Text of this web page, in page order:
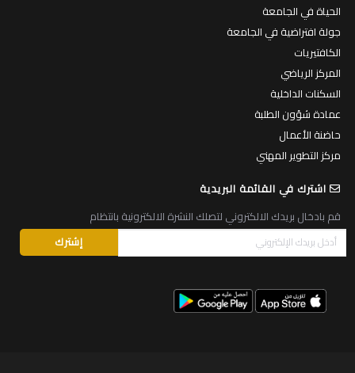
الحياة في الجامعة
جولة افتراضية في الجامعة
الكافتيريات
المركز الرياضي
السكنات الداخلية
عمادة شؤون الطلبة
حاضنة الأعمال
مركز التطوير المهني
اشترك في القائمة البريدية
قم بادخال بريدك الالكتروني لتصلك النشرة الالكترونية بانتظام